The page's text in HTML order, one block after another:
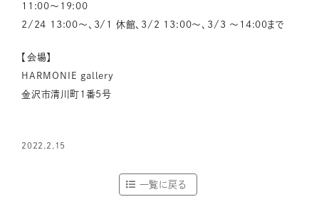
11:00～19:00
2/24 13:00〜、3/1 休館、3/2 13:00〜、3/3 〜14:00まで
【会場】
HARMONIE gallery
金沢市清川町1番5号
2022.2.15
一覧に戻る